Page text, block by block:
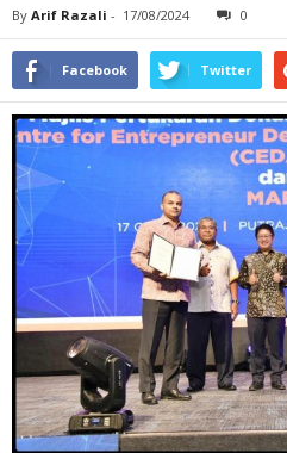
By Arif Razali - 17/08/2024 0
Facebook Twitter